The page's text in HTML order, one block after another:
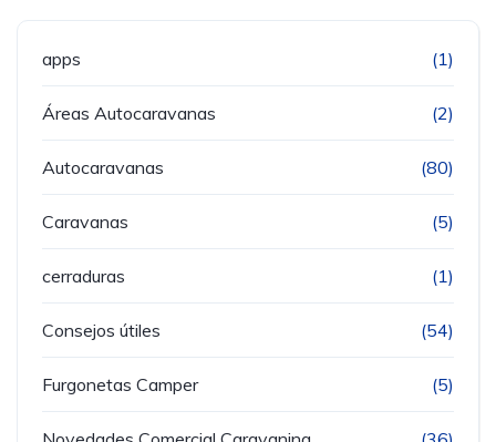
apps (1)
Áreas Autocaravanas (2)
Autocaravanas (80)
Caravanas (5)
cerraduras (1)
Consejos útiles (54)
Furgonetas Camper (5)